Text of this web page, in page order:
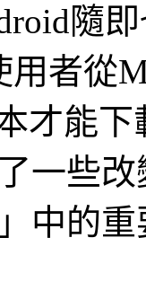
隨
用者從
才能
一些
中的